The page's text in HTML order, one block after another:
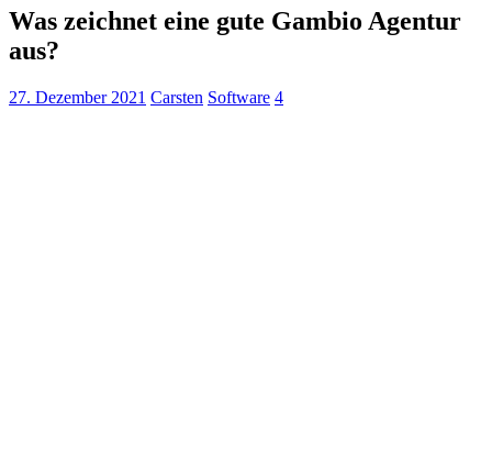
Was zeichnet eine gute Gambio Agentur
aus?
27. Dezember 2021 Carsten Software 4